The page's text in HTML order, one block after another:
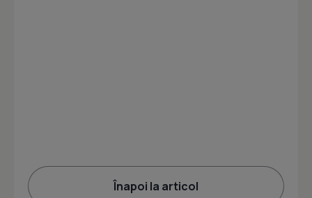
Înapoi la articol